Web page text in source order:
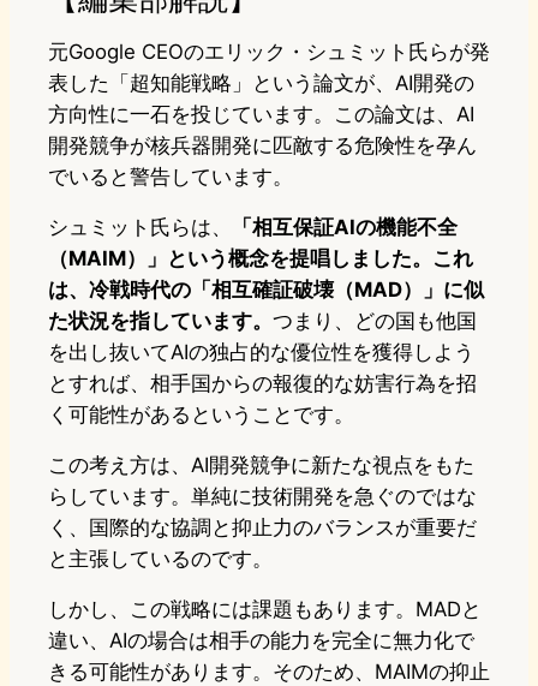
元Google CEOのエリック・シュミット氏らが発
表した「超知能戦略」という論文が、AI開発の
方向性に一石を投じています。この論文は、AI
開発競争が核兵器開発に匹敵する危険性を孕ん
でいると警告しています。
シュミット氏らは、
「相互保証AIの機能不全
（MAIM）」という概念を提唱しました。これ
は、冷戦時代の「相互確証破壊（MAD）」に似
た状況を指しています。 つまり、どの国も他国
を出し抜いてAIの独占的な優位性を獲得しよう
とすれば、相手国からの報復的な妨害行為を招
く可能性があるということです。
この考え方は、AI開発競争に新たな視点をもた
らしています。単純に技術開発を急ぐのではな
く、国際的な協調と抑止力のバランスが重要だ
と主張しているのです。
しかし、この戦略には課題もあります。MADと
違い、AIの場合は相手の能力を完全に無力化で
きる可能性があります。そのため、MAIMの抑止